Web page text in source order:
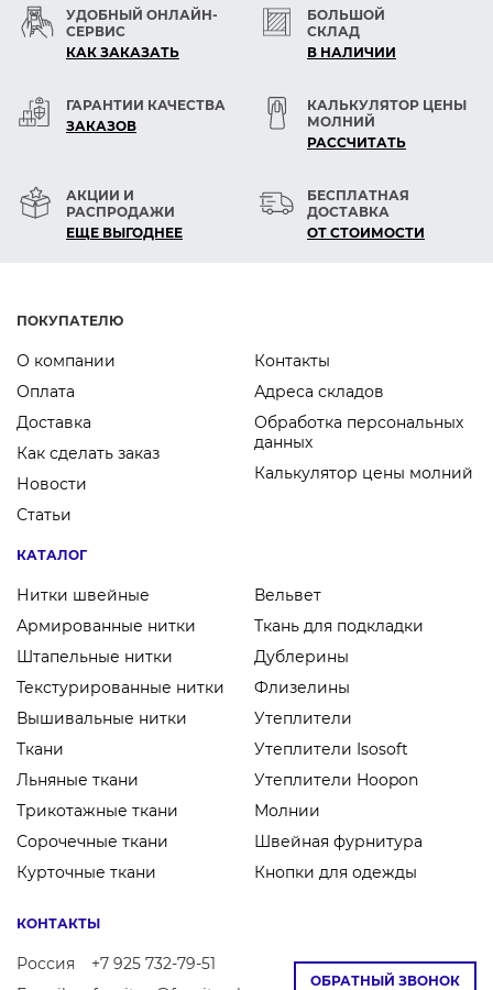
УДОБНЫЙ ОНЛАЙН-
СЕРВИС
КАК ЗАКАЗАТЬ
БОЛЬШОЙ
СКЛАД
В НАЛИЧИИ
ГАРАНТИИ КАЧЕСТВА
ЗАКАЗОВ
КАЛЬКУЛЯТОР ЦЕНЫ
МОЛНИЙ
РАСCЧИТАТЬ
АКЦИИ И
РАСПРОДАЖИ
ЕЩЕ ВЫГОДНЕЕ
БЕСПЛАТНАЯ
ДОСТАВКА
ОТ СТОИМОСТИ
ПОКУПАТЕЛЮ
О компании
Оплата
Доставка
Как сделать заказ
Новости
Статьи
Контакты
Адреса складов
Обработка персональных
данных
Калькулятор цены молний
КАТАЛОГ
Нитки швейные
Армированные нитки
Штапельные нитки
Текстурированные нитки
Вышивальные нитки
Ткани
Льняные ткани
Трикотажные ткани
Сорочечные ткани
Курточные ткани
Вельвет
Ткань для подкладки
Дублерины
Флизелины
Утеплители
Утеплители Isosoft
Утеплители Hoopon
Молнии
Швейная фурнитура
Кнопки для одежды
ОБРАТНЫЙ ЗВОНОК
КОНТАКТЫ
Россия
+7 925 732-79-51